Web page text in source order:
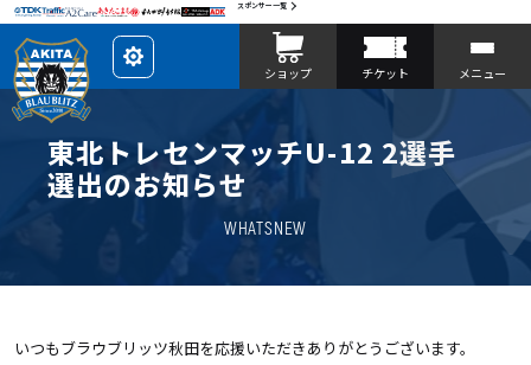
スポンサー一覧
レ
イ
ア
を
カ
ス
タ
マ
ショップ チケット メニュー
東北トレセンマッチU-12 2選手
選出のお知らせ
WHATSNEW
いつもブラウブリッツ秋田を応援いただきありがとうございます。